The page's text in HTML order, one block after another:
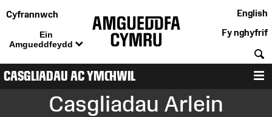
Cyfrannwch
Ein
Amgueddfeydd
English
Fy nghyfrif
CASGLIADAU AC YMCHWIL
Casgliadau Arlein